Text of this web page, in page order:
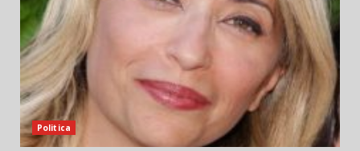
Politica